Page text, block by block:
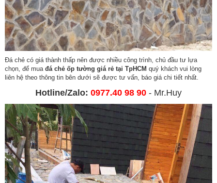
Đá chẻ có giá thành thấp nên được nhiều công trình, chủ đầu tư lựa
chọn, để mua đá chẻ ốp tường giá rẻ tại TpHCM quý khách vui lòng
liên hệ theo thông tin bên dưới sẽ được tư vấn, báo giá chi tiết nhất.
Hotline/Zalo: 0977.40 98 90 - Mr.Huy